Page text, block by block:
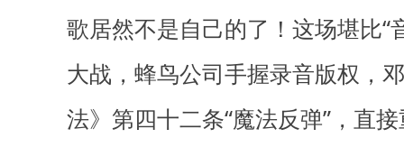
歌居然不是自己的了！这场堪比“
大战，蜂鸟公司手握录音版权，
法》第四十二条“魔法反弹”，直